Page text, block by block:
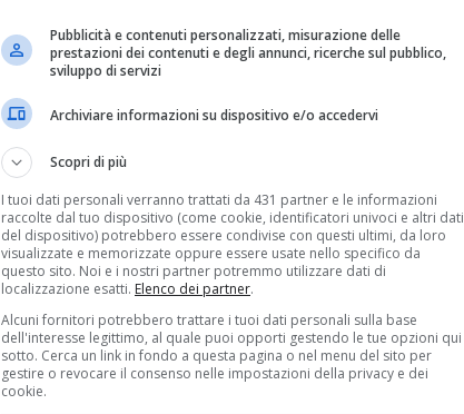
Sicurezza in Friuli-Venezia Giulia, ok alla
mozione: più Forze dell’Ordine e
strumenti sul territorio
Mozione approvata in Consiglio regionale Fvg
per rafforzare l’organico delle forze dell’ordine e
la sicurezza nelle aree di confine
Pubblicità e contenuti personalizzati, misurazione delle
prestazioni dei contenuti e degli annunci, ricerche sul pubblico,
sviluppo di servizi
Archiviare informazioni su dispositivo e/o accedervi
Scopri di più
I tuoi dati personali verranno trattati da 431 partner e le informazioni
raccolte dal tuo dispositivo (come cookie, identificatori univoci e altri dati
del dispositivo) potrebbero essere condivise con questi ultimi, da loro
visualizzate e memorizzate oppure essere usate nello specifico da
questo sito. Noi e i nostri partner potremmo utilizzare dati di
localizzazione esatti. Elenco dei partner.
Alcuni fornitori potrebbero trattare i tuoi dati personali sulla base
dell'interesse legittimo, al quale puoi opporti gestendo le tue opzioni qui
sotto. Cerca un link in fondo a questa pagina o nel menu del sito per
gestire o revocare il consenso nelle impostazioni della privacy e dei
cookie.